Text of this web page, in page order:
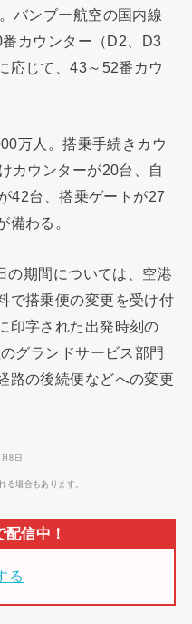
バンブー航空の国内線
カウンター（D2、D3
応じて、43～52番カウ
万人。搭乗手続きカウ
カウンターが20台、自
42台、搭乗ゲートが27
備わる。
の期間については、空港
で搭乗便の変更を受け付
印字された出発時刻の
グランドサービス部門
路の後続便などへの変更
8日
る場合もあります。
る